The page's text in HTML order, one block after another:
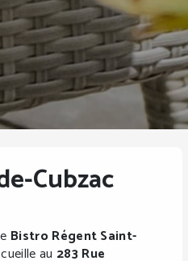
Cubzac
Bistro Régent Saint-
au 283 Rue